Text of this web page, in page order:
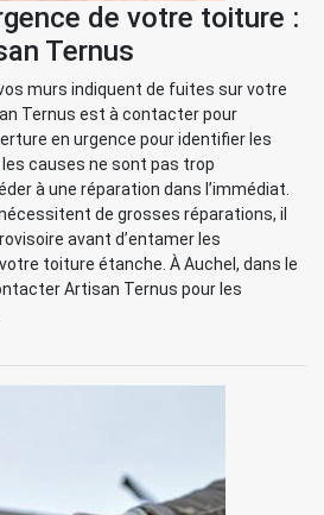
de votre toiture :
Ternus
murs indiquent de fuites sur votre
Ternus est à contacter pour
en urgence pour identifier les
causes ne sont pas trop
à une réparation dans l’immédiat.
de grosses réparations, il
avant d’entamer les
toiture étanche. À Auchel, dans le
Artisan Ternus pour les